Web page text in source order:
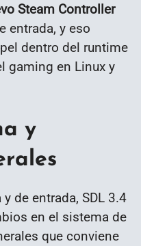
Steam Controller
entrada, y eso
dentro del runtime
gaming en Linux y
y
de entrada, SDL 3.4
en el sistema de
que conviene